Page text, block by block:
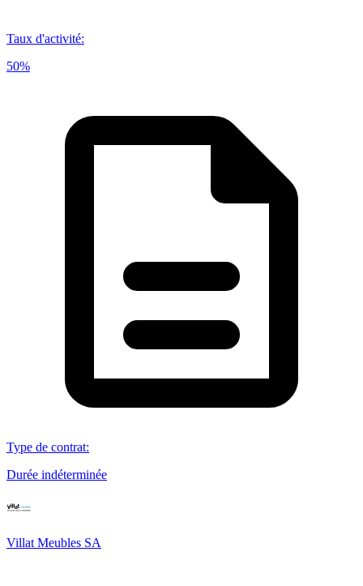
Taux d'activité:
50%
Type de contrat:
Durée indéterminée
Villat Meubles SA